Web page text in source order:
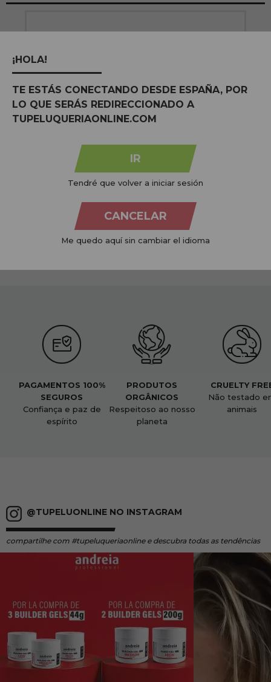
Gota Dourada Mascarilla Capilar
Antirotura y Fortalecedora con Biotina
500ml
7,41€
COMPRAR
PAGAMENTOS 100%
SEGUROS
Confiança e paz de
espírito
PRODUTOS
ORGÂNICOS
Respeitoso ao nosso
planeta
CRUELTY
Não testado
animais
@TUPELUONLINE NO INSTAGRAM
compartilhe com #tupeluqueriaonline e descubra todas as tendências
¡HOLA!
TE ESTÁS CONECTANDO DESDE ESPAÑA, POR
LO QUE SERÁS REDIRECCIONADO A
TUPELUQUERIAONLINE.COM
IR
Tendré que volver a iniciar sesión
CANCELAR
Me quedo aquí sin cambiar el idioma